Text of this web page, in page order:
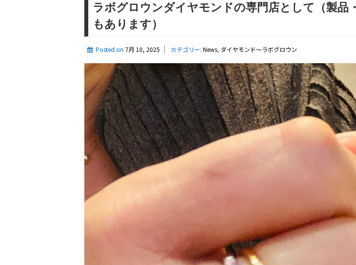
め
ダ
イ
ヤ
ン
ド
ペ
ン
ト
CT
ラボグロウンダイヤモンドの専門店として（製品
もあります）
Posted on 7月 10, 2025 カテゴリー: News, ダイヤモンド〜ラボグロウン